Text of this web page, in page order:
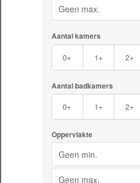
Geen max.
Aantal kamers
0+ 1+ 2+
Aantal badkamers
0+ 1+ 2+
Oppervlakte
Geen min.
Geen max.